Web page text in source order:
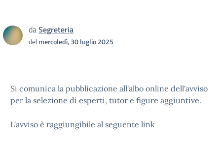
daSegreteria
delmercoledì, 30 luglio 2025
Si comunica la pubblicazione all'albo online dell'avviso
per la selezione di esperti, tutor e figure aggiuntive.
L'avviso è raggiungibile al seguente link